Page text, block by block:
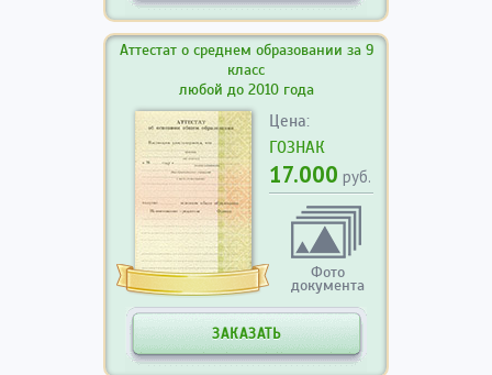
Аттестат о среднем образовании за 9
класс
любой до 2010 года
Цена:
ГОЗНАК
17.000 руб.
Фото
документа
ЗАКАЗАТЬ